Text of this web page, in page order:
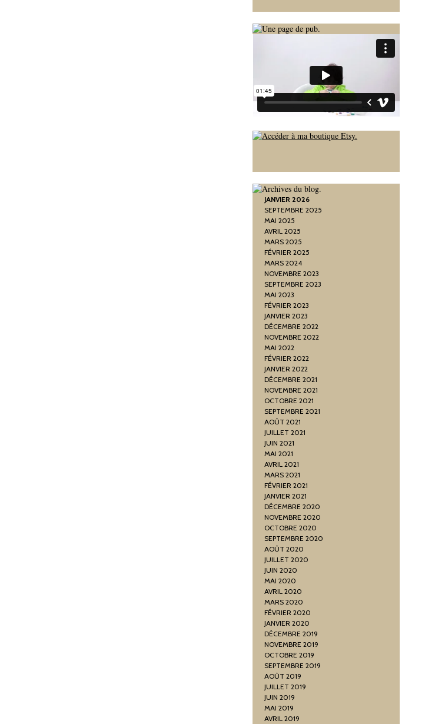
JANVIER 2026
SEPTEMBRE 2025
MAI 2025
AVRIL 2025
MARS 2025
FÉVRIER 2025
MARS 2024
NOVEMBRE 2023
SEPTEMBRE 2023
MAI 2023
FÉVRIER 2023
JANVIER 2023
DÉCEMBRE 2022
NOVEMBRE 2022
MAI 2022
FÉVRIER 2022
JANVIER 2022
DÉCEMBRE 2021
NOVEMBRE 2021
OCTOBRE 2021
SEPTEMBRE 2021
AOÛT 2021
JUILLET 2021
JUIN 2021
MAI 2021
AVRIL 2021
MARS 2021
FÉVRIER 2021
JANVIER 2021
DÉCEMBRE 2020
NOVEMBRE 2020
OCTOBRE 2020
SEPTEMBRE 2020
AOÛT 2020
JUILLET 2020
JUIN 2020
MAI 2020
AVRIL 2020
MARS 2020
FÉVRIER 2020
JANVIER 2020
DÉCEMBRE 2019
NOVEMBRE 2019
OCTOBRE 2019
SEPTEMBRE 2019
AOÛT 2019
JUILLET 2019
JUIN 2019
MAI 2019
AVRIL 2019